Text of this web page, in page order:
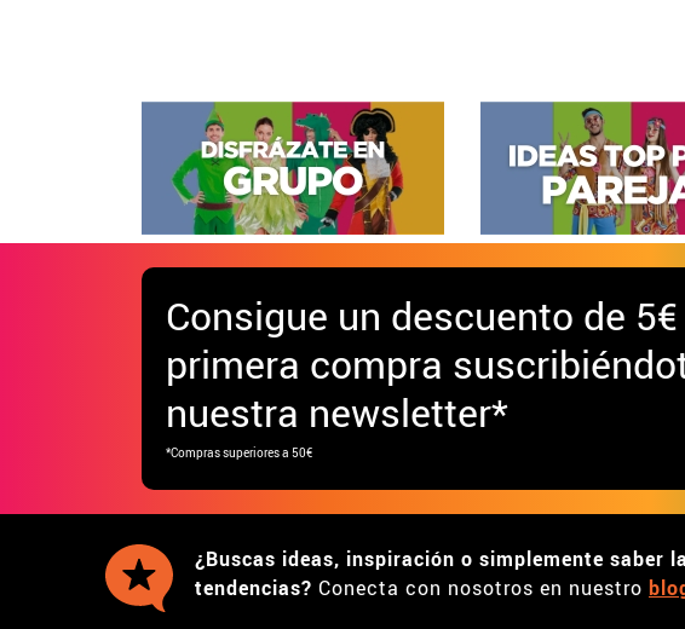
Consigue un descuento de
primera compra
nuestra newsletter*
*Compras superiores a 50€
¿Buscas ideas, inspiración o simplemente saber
tendencias? Conecta con nosotros en nuestro